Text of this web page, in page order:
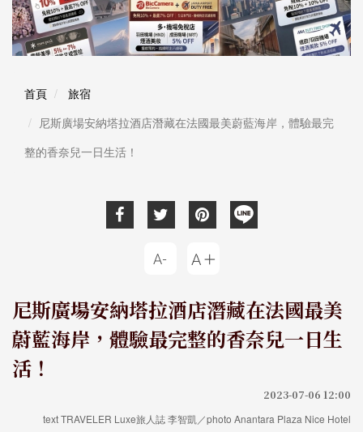
首頁
旅宿
尼斯廣場安納塔拉酒店潛藏在法國最美蔚藍海岸，體驗最完
整的香奈兒一日生活！
尼斯廣場安納塔拉酒店潛藏在法國最美
蔚藍海岸，體驗最完整的香奈兒一日生
活！
2023-07-06 12:00
text TRAVELER Luxe旅人誌 李智凱／photo Anantara Plaza Nice Hotel